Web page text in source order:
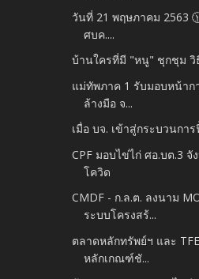
วันที่ 21 พฤษภาคม 2563
ศบค....
บ้านใครที่มี "หนู" ชุกชุม วิ
แม่ทัพภาค 1 รับมอบหน้าก
ล้างมือ จ...
เมื่อ บจ. เข้าสู่กระบวนกา
CPF มอบไข่ไก่ ศอ.บต.3
โควิด
CMDF - ก.ล.ต. ลงนาม
ระบบโครงสร้...
ตลาดหลักทรัพย์ฯ และ
หลักเกณฑ์ชั...